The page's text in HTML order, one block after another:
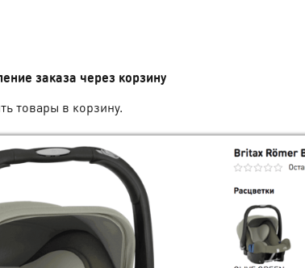
заказа через корзину
товары в корзину.
Покупала коляску сестре в
подарок, но немного
промахнулась с цветом. Ей
больше другой нравится. Не
думала, что смогу поменять,
но на всякий случай
позвонила. К моей радости
возникло. Все быстренько с
менеджером решили,
оформили. Сам обмен тоже
много времени не занял.
Через несколько дней новая
раза. Я уже не говорю о том,
сколько стоят специальные
коляски. Так что
предоставленная нам скидка
оказалась весьма
существенной, за что
огромное спасибо магазину!
Еще и доставили быстро и
бесплатно!!! Так что нам
вдвойне приятно)) Огромное